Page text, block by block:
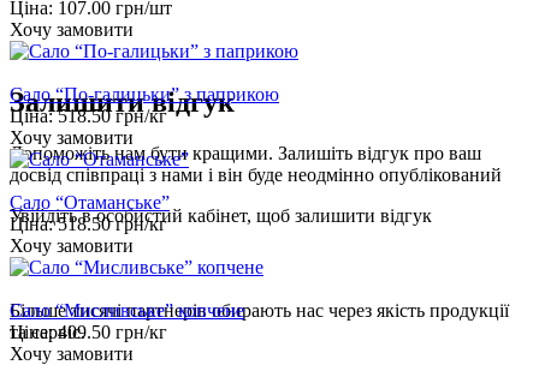
Ціна: 107.00 грн/шт
Хочу замовити
Сало “По-галицьки” з паприкою
Ціна:518.50 грн/кг
Хочу замовити
Сало “Отаманське”
Ціна:518.50 грн/кг
Хочу замовити
Сало “Мисливське” копчене
Ціна:409.50 грн/кг
Хочу замовити
Залишити відгук
Допоможіть нам бути кращими. Залишіть відгук про ваш
досвід співпраці з нами і він буде неодмінно опублікований
Увійдітьв особистий кабінет, щоб залишити відгук
Більше тисячі партнерів обирають нас через якість продукції
та сервіс.